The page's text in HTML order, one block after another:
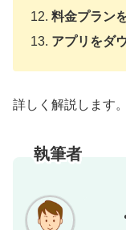
料金プラン
アプリをダ
詳しく解説します。
執筆者